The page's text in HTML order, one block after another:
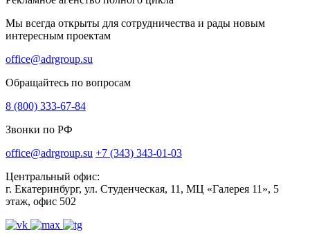
Мы всегда открыты для сотрудничества и рады новым
интересным проектам
office@adrgroup.su
Обращайтесь по вопросам
8 (800) 333-67-84
Звонки по РФ
office@adrgroup.su +7 (343) 343-01-03
Центральный офис:
г. Екатеринбург, ул. Студенческая, 11, МЦ «Галерея 11», 5
этаж, офис 502